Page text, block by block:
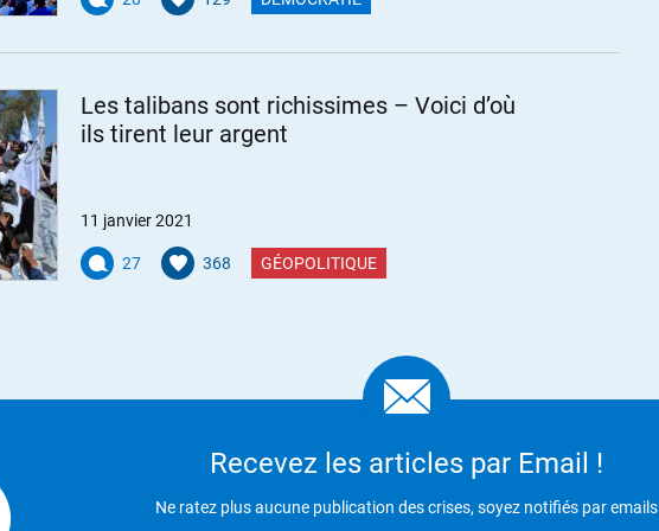
a pas d’exception.
//13.01.2021 à 14h16
qui aurait aidé les Européens à s’installer en Amérique. »
ce qu’on fait certains Amérindiens avec les premiers envahisseurs qui n’auraient
au premier hiver autrement.
wiki/Thanksgiving_(%C3%89tats-Unis)
Les talibans sont richissimes – Voici d’où
ils tirent leur argent
11 janvier 2021
27 368 GÉOPOLITIQUE
Recevez les articles par Email !
Ne ratez plus aucune publication des crises, soyez notifiés par emails